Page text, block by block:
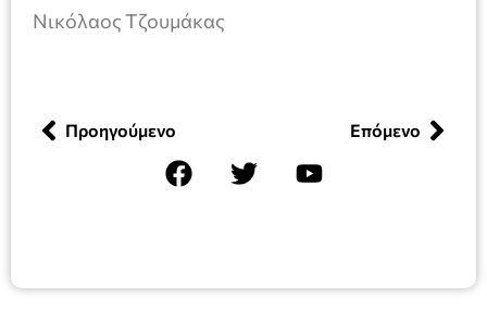
Νικόλαος Τζουμάκας
Προηγούμενο Επόμενο